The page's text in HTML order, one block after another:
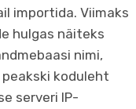
importida. Viimaks
hulgas näiteks
nimi,
koduleht
serveri IP-